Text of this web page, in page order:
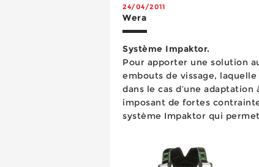
24/04/2011
Wera
Système Impaktor.
Pour apporter une solution
embouts de vissage,
dans le cas d’une adaptation
imposant de fortes
système Impaktor qui